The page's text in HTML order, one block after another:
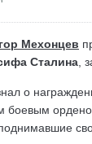
Мехонцев
Сталина ,
о
боевым